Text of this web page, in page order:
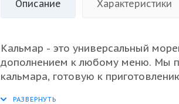
Описание Характеристики
Кальмар - это универсальный
дополнением к любому меню. Мы
кальмара, готовую к